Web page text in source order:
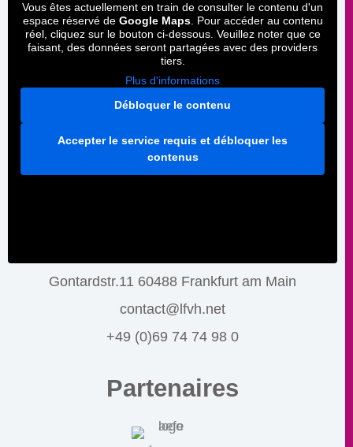
Vous êtes actuellement en train de consulter le contenu d'un
espace réservé de Google Maps. Pour accéder au contenu
réel, cliquez sur le bouton ci-dessous. Veuillez noter que ce
faisant, des données seront partagées avec des providers
tiers.
Plus d'informations
Débloquer le contenu
Accepter le service requis et débloquer les
contenus
Gontardstr.11 60488 Frankfurt am Main
contact@lfvh.net
+49 (0)69 74 74 98 0
Partenaires